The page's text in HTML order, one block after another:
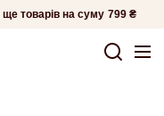
товарів на суму 799 ₴